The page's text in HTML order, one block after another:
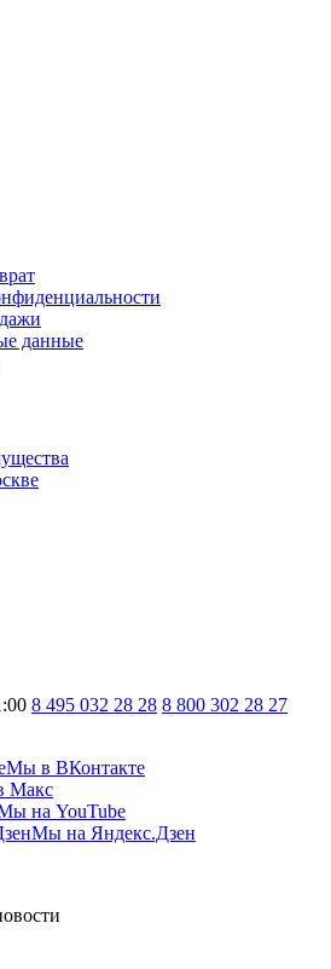
данные
8 495 032 28 28 8 800 302 28 27
Мы в ВКонтакте
Макс
на YouTube
Мы на Яндекс.Дзен